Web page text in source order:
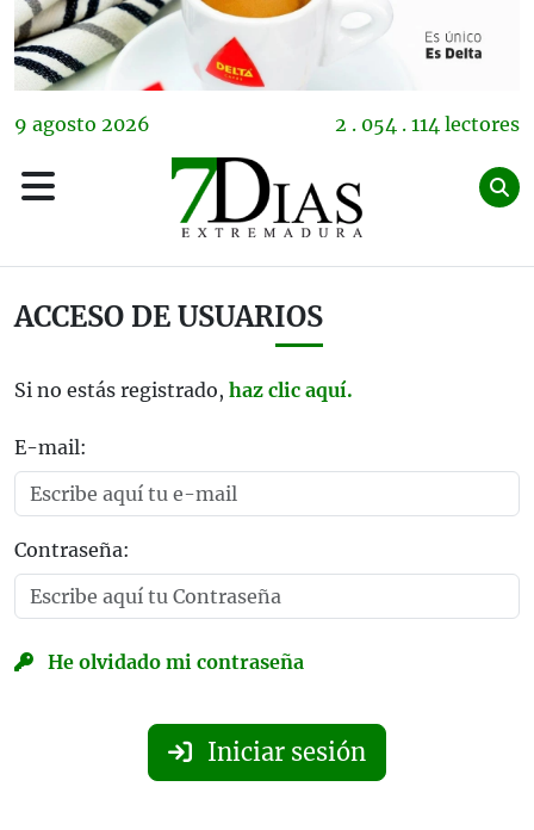
9 agosto 2026 2 . 054 . 114 lectores
ACCESO DE USUARIOS
Si no estás registrado, haz clic aquí.
E-mail:
Contraseña:
He olvidado mi contraseña
Iniciar sesión